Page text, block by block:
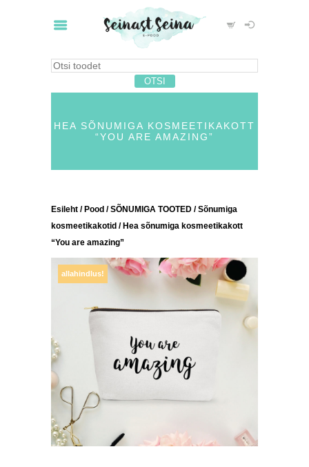
HEA SÕNUMIGA KOSMEETIKAKOTT
“YOU ARE AMAZING”
Esileht / Pood /SÕNUMIGA TOOTED /Sõnumiga
kosmeetikakotid / Hea sõnumiga kosmeetikakott
“You are amazing”
allahindlus!